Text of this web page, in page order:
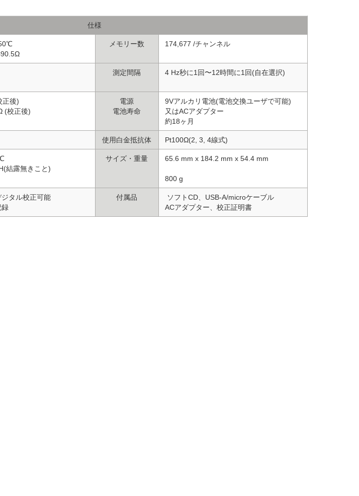
仕様
メモリー数 174,677 /チャンネル
測定間隔 4 Hz秒に1回〜12時間に1回(自在選択)
後)
(校正後)
電源
電池寿命
9Vアルカリ電池(電池交換ユーザで可能)
又はACアダプター
約18ヶ月
使用白金抵抗体 Pt100Ω(2, 3, 4線式)
結露無きこと)
サイズ・重量 65.6 mm x 184.2 mm x 54.4 mm
800 g
タル校正可能
録
付属品
ソフトCD、USB-A/microケーブル
ACアダプター、校正証明書